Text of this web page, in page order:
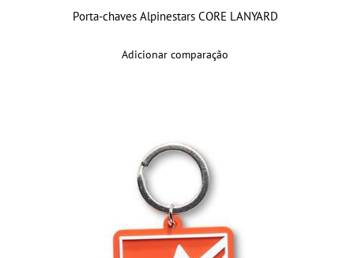
Porta-chaves Alpinestars CORE LANYARD
Adicionar comparação